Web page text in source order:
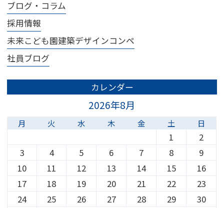
ブログ・コラム
採用情報
未来こども園建築デザインコンペ
社員ブログ
カレンダー
2026年8月
月 火 水 木 金 土 日
1
2
3
4 5 6 7 8
9
10
11 12 13 14 15
16
17
18 19 20 21 22
23
24
25 26 27 28 29
30